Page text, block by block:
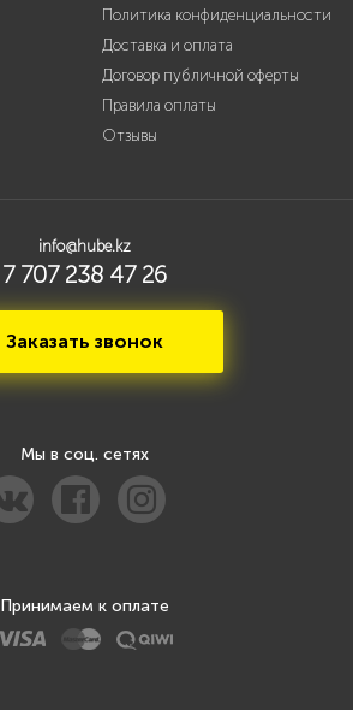
Политика конфиденциальности
Доставка и оплата
Договор публичной оферты
Правила оплаты
Отзывы
info@hube.kz
7 707 238 47 26
Заказать звонок
Мы в соц. сетях
Принимаем к оплате